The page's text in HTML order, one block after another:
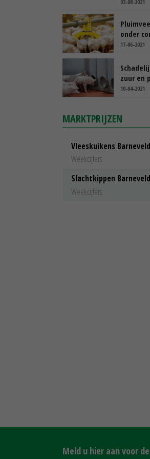
03-08-2021
onder
17-06-2021
zuur en
10-04-2021
MARKTPRIJZEN
Vleeskuikens
Weekcijfers
Slachtkippen
Weekcijfers
Meld u hier aan voor